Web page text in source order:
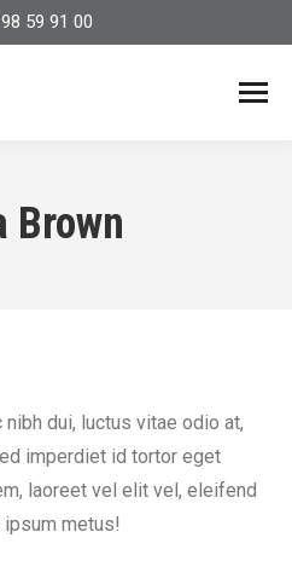
59 91 00
Brown
dui, luctus vitae odio at,
imperdiet id tortor eget
laoreet vel elit vel, eleifend
ipsum metus!